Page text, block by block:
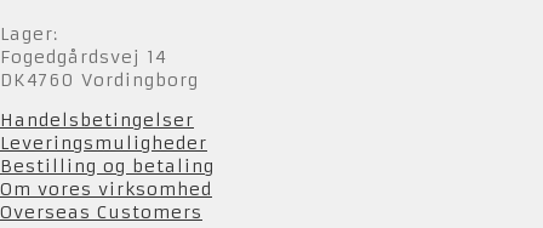
Lager:
Fogedgårdsvej 14
DK4760 Vordingborg
Handelsbetingelser
Leveringsmuligheder
Bestilling og betaling
Om vores virksomhed
Overseas Customers